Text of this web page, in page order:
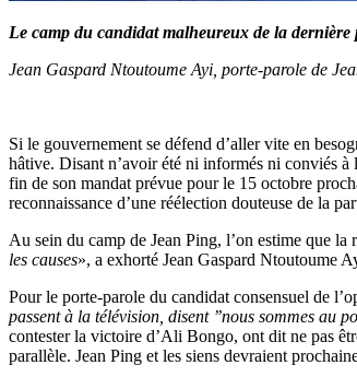
Le camp du candidat malheureux de la
Jean Gaspard Ntoutoume Ayi, porte-parole de
Si le gouvernement se défend d’aller vite en
hâtive. Disant n’avoir été ni informés ni conviés à
fin de son mandat prévue pour le 15 octobre
reconnaissance d’une réélection douteuse de la
Au sein du camp de Jean Ping, l’on estime que
les causes», a exhorté Jean Gaspard Ntoutoume
Pour le porte-parole du candidat consensuel de
passent à la télévision, disent ’’nous sommes au
contester la victoire d’Ali Bongo, ont dit ne pas
parallèle. Jean Ping et les siens devraient